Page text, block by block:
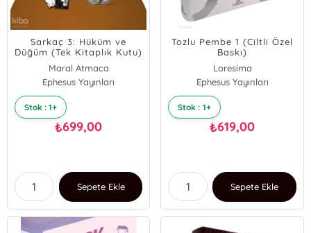
Sarkaç 3: Hüküm ve
Düğüm (Tek Kitaplık Kutu)
Maral Atmaca
Ephesus Yayınları
Stok : 1+
₺699,00
Sepete Ekle
Tozlu Pembe 1 (Ciltli Özel
Baskı)
Loresima
Ephesus Yayınları
Stok : 1+
₺619,00
Sepete Ekle